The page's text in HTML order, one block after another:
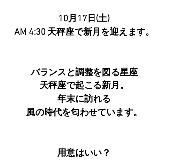
10月17日(土)
AM 4:30 天秤座で新月を迎えます。
バランスと調整を図る星座
天秤座で起こる新月。
年末に訪れる
風の時代を匂わせています。
用意はいい？